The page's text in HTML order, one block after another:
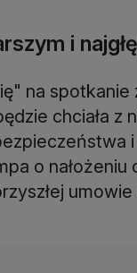
i
na
chciała z
o nałożeniu